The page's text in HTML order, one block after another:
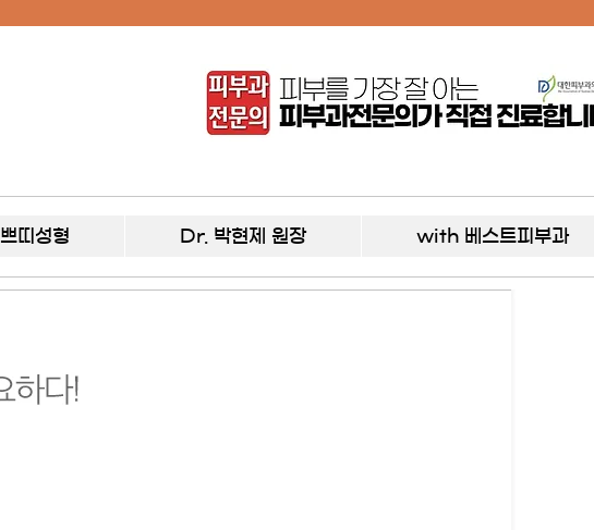
쁘띠성형 Dr. 박현제 원장 with 베스트피부과